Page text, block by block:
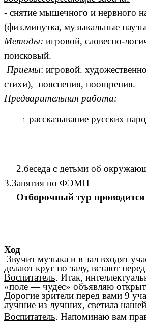
- снятие мышечного и нервного
(физ.минутка, музыкальные
Методы: игровой, словесно-
поисковый.
Приемы: игровой.
стихи), пояснения, поощрения.
Предварительная работа:
рассказывание русских
2.беседа с детьми об
3.Занятия по ФЭМП
Отборочный тур
Ход
Звучит музыка и в зал входят
делают круг по залу, встают
Воспитатель. Итак,
«поле — чудес» объявляю
Дорогие зрители перед вами 9
лучшие из лучших, светила
Воспитатель. Напоминаю вам